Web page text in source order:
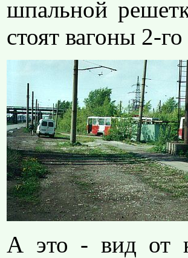
шпальной
стоят вагоны 2-
А это - вид от